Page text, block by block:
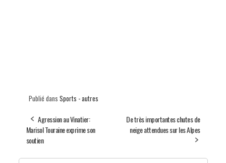
Publié dans Sports - autres
Agression au Vinatier:
Marisol Touraine exprime son
soutien
De très importantes chutes de
neige attendues sur les Alpes